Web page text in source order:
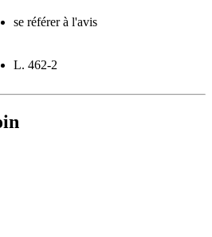
se référer à l'avis
L. 462-2